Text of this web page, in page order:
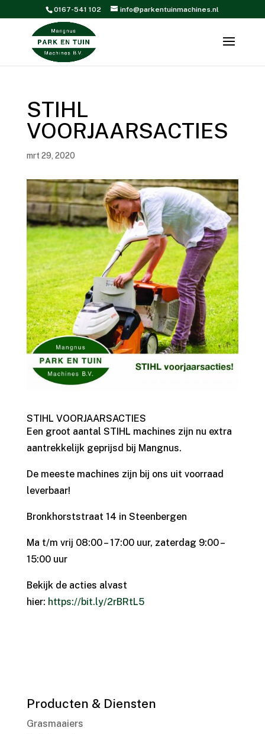
0167-541 102 info@parkentuinmachines.nl
STIHL
VOORJAARSACTIES
mrt 29, 2020
STIHL VOORJAARSACTIES
Een groot aantal STIHL machines zijn nu extra
aantrekkelijk geprijsd bij Mangnus.
De meeste machines zijn bij ons uit voorraad
leverbaar!
Bronkhorststraat 14 in Steenbergen
Ma t/m vrij 08:00 – 17:00 uur, zaterdag 9:00 –
15:00 uur
Bekijk de acties alvast
hier: https://bit.ly/2rBRtL5
Producten & Diensten
Grasmaaiers